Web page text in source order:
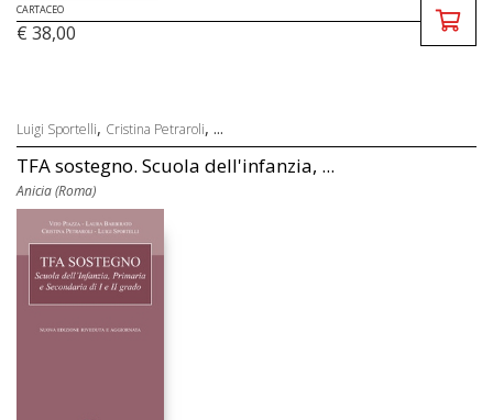
CARTACEO
€ 38,00
Luigi Sportelli, Cristina Petraroli, ...
TFA sostegno. Scuola dell'infanzia, ...
Anicia (Roma)